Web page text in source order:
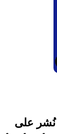
نُشر على